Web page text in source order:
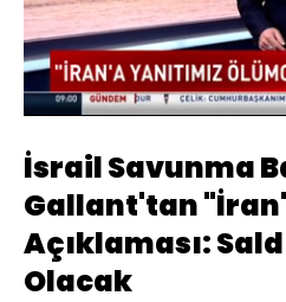
Sesi
Aç
Yüklendi:
22.79%
İsrail Savunma
Gallant'tan
Açıklaması:
Olacak